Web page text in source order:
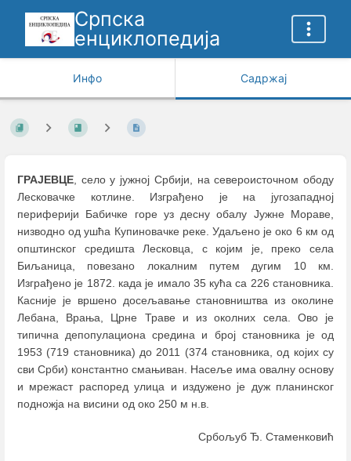
Српска
енциклопедија
Инфо Садржај
ГРАЈЕВЦЕ, село у јужној Србији, на североисточном ободу
Лесковачке котлине. Изграђено је на југозападној
периферији Бабичке горе уз десну обалу Јужне Мораве,
низводно од ушћа Купиновачке реке. Удаљено је око 6 км од
општинског средишта Лесковца, с којим је, преко села
Биљаница, повезано локалним путем дугим 10 км.
Изграђено је 1872. када је имало 35 кућа са 226 становника.
Касније је вршено досељавање становништва из околине
Лебана, Врања, Црне Траве и из околних села. Ово је
типична депопулациона средина и број становника је од
1953 (719 становника) до 2011 (374 становника, од којих су
сви Срби) константно смањиван. Насеље има овалну основу
и мрежаст распоред улица и издужено је дуж планинског
подножја на висини од око 250 м н.в.
Србољуб Ђ. Стаменковић